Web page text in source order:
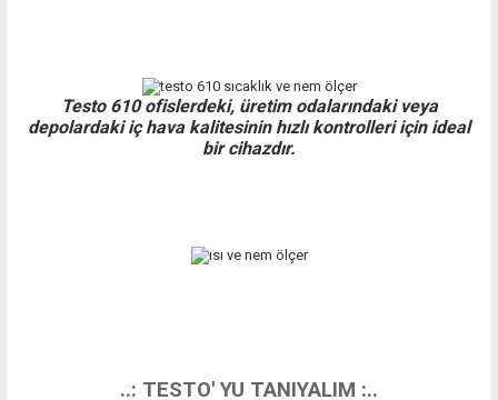
Testo 610 ofislerdeki, üretim odalarındaki veya
depolardaki iç hava kalitesinin hızlı kontrolleri için ideal
bir cihazdır.
..: TESTO' YU TANIYALIM :..